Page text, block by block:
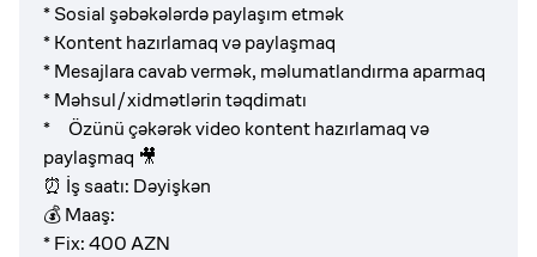
* Sosial şəbəkələrdə paylaşım etmək
* Kontent hazırlamaq və paylaşmaq
* Mesajlara cavab vermək, məlumatlandırma aparmaq
* Məhsul/xidmətlərin təqdimatı
* Özünü çəkərək video kontent hazırlamaq və
paylaşmaq 🎥⁠
⏰ İş saatı: Dəyişkən
💰 Maaş:
* Fix: 400 AZN